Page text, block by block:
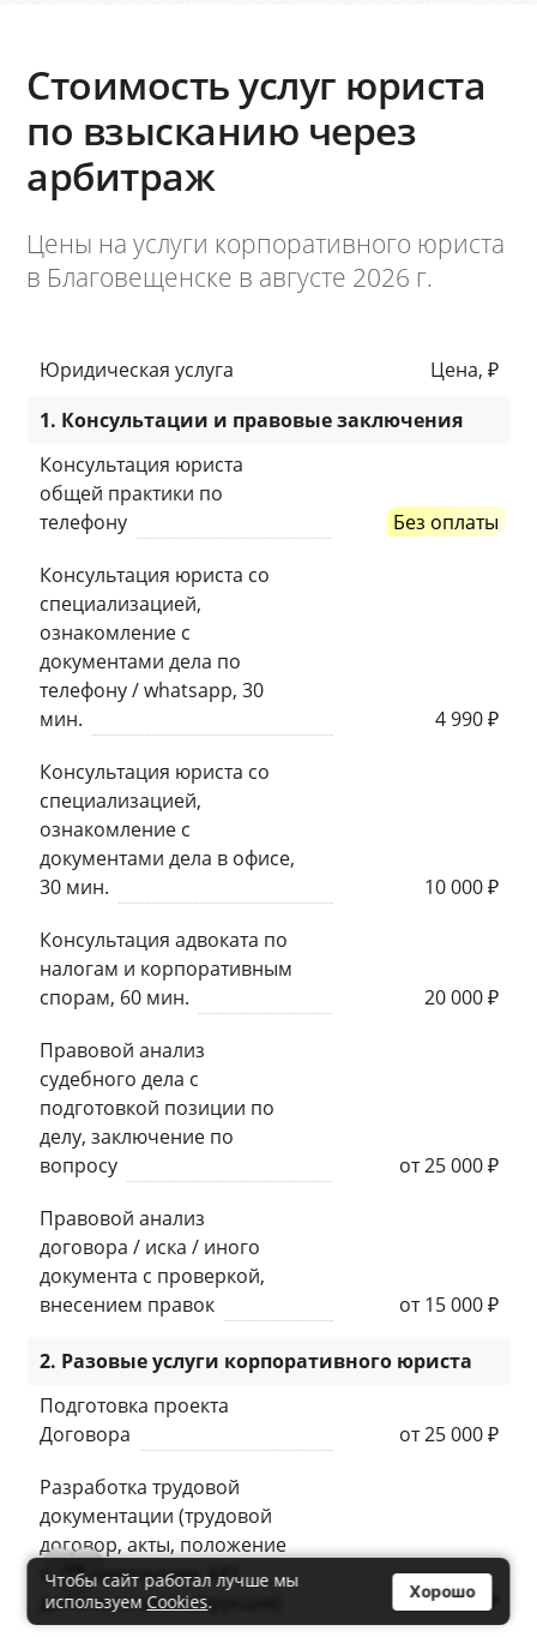
Стоимость услуг юриста
по взысканию через
арбитраж
Цены на услуги корпоративного юриста
в Благовещенске в августе 2026 г.
Юридическая услуга
Цена, ₽
1. Консультации и правовые заключения
Консультация юриста
общей практики по
телефону
Без оплаты
Консультация юриста со
специализацией,
ознакомление с
документами дела по
телефону / whatsapp, 30
мин.
4 990 ₽
Консультация юриста со
специализацией,
ознакомление с
документами дела в офисе,
30 мин.
10 000 ₽
Консультация адвоката по
налогам и корпоративным
спорам, 60 мин.
20 000 ₽
Правовой анализ
судебного дела с
подготовкой позиции по
делу, заключение по
вопросу
от 25 000 ₽
Правовой анализ
договора / иска / иного
документа с проверкой,
внесением правок
от 15 000 ₽
2. Разовые услуги корпоративного юриста
Подготовка проекта
Договора
от 25 000 ₽
Разработка трудовой
документации (трудовой
договор, акты, положение
о премировании, KPI,
должностная инструкция)
от 25 000 ₽
Чтобы сайт работал лучше мы
используем Cookies. Хорошо